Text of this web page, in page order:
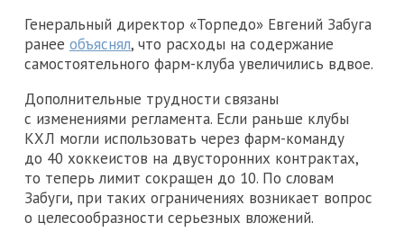
Генеральный директор «Торпедо» Евгений Забуга
ранее объяснял, что расходы на содержание
самостоятельного фарм-клуба увеличились вдвое.
Дополнительные трудности связаны
с изменениями регламента. Если раньше клубы
КХЛ могли использовать через фарм-команду
до 40 хоккеистов на двусторонних контрактах,
то теперь лимит сокращен до 10. По словам
Забуги, при таких ограничениях возникает вопрос
о целесообразности серьезных вложений.